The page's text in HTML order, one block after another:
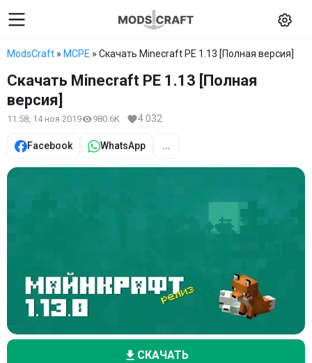
ModsCraft » MCPE » Скачать Minecraft PE 1.13 [Полная версия]
Скачать Minecraft PE 1.13 [Полная
версия]
11:58, 14 ноя 2019 980.6K 4 032
Facebook WhatsApp ...
СКАЧАТЬ